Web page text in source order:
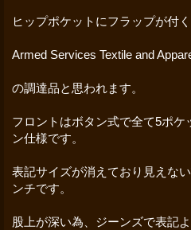
ヒップポケットにフラップが付
Armed Services Textile and
の調達品と思われます。
フロントはボタン式で全て5ポケ
ン仕様です。
表記サイズが消えており見えな
ンチです。
股上が深い為、ジーンズで表記